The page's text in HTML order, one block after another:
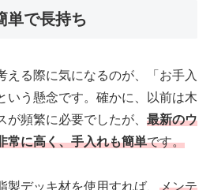
単で長持ち
える際に気になるのが、「お手入
いう懸念です。確かに、以前は木
頻繁に必要でしたが、 最新のウ
常に高く、手入れも簡単です。
デッキ材を使用すれば、 メンテ